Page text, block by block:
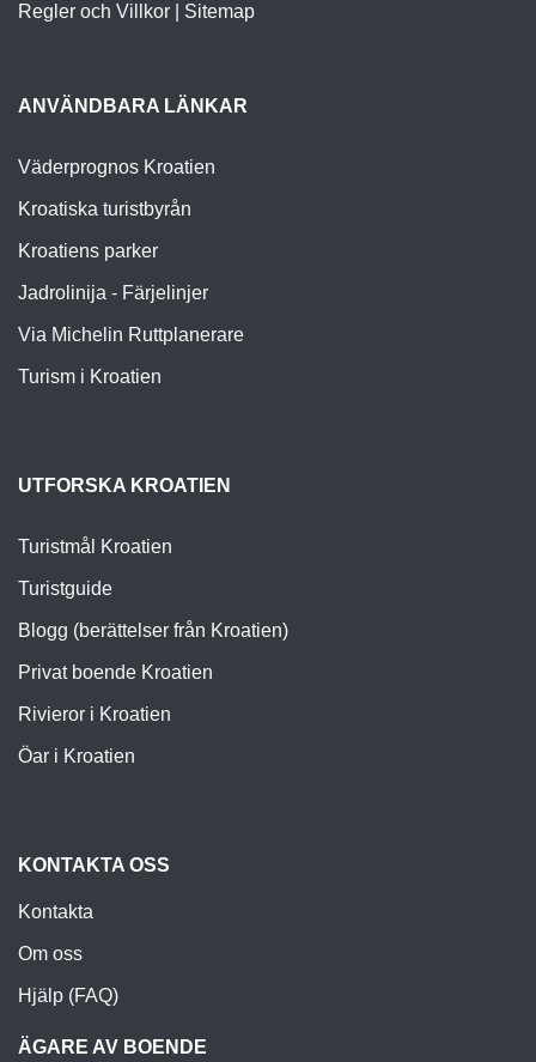
Regler och Villkor
Sitemap
ANVÄNDBARA LÄNKAR
Väderprognos Kroatien
Kroatiska turistbyrån
Kroatiens parker
Jadrolinija - Färjelinjer
Via Michelin Ruttplanerare
Turism i Kroatien
UTFORSKA KROATIEN
Turistmål Kroatien
Turistguide
Blogg (berättelser från Kroatien)
Privat boende Kroatien
Rivieror i Kroatien
Öar i Kroatien
KONTAKTA OSS
Kontakta
Om oss
Hjälp (FAQ)
ÄGARE AV BOENDE